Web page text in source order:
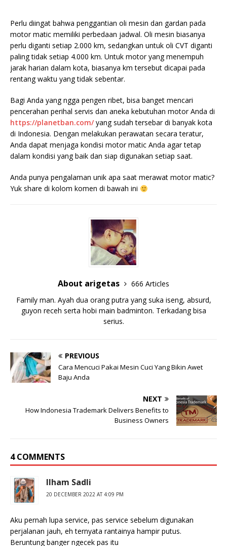
Perlu diingat bahwa penggantian oli mesin dan gardan pada
motor matic memiliki perbedaan jadwal. Oli mesin biasanya
perlu diganti setiap 2.000 km, sedangkan untuk oli CVT diganti
paling tidak setiap 4.000 km. Untuk motor yang menempuh
jarak harian dalam kota, biasanya km tersebut dicapai pada
rentang waktu yang tidak sebentar.
Bagi Anda yang ngga pengen ribet, bisa banget mencari
pencerahan perihal servis dan aneka kebutuhan motor Anda di
https://planetban.com/yang sudah tersebar di banyak kota
di Indonesia. Dengan melakukan perawatan secara teratur,
Anda dapat menjaga kondisi motor matic Anda agar tetap
dalam kondisi yang baik dan siap digunakan setiap saat.
Anda punya pengalaman unik apa saat merawat motor matic?
Yuk share di kolom komen di bawah ini
About arigetas
666 Articles
Family man. Ayah dua orang putra yang suka iseng, absurd,
guyon receh serta hobi main badminton. Terkadang bisa
serius.
PREVIOUS
Cara Mencuci Pakai Mesin Cuci Yang Bikin Awet
Baju Anda
NEXT
How Indonesia Trademark Delivers Benefits to
Business Owners
4 COMMENTS
Ilham Sadli
20 DECEMBER 2022 AT 4:09 PM
Aku pernah lupa service, pas service sebelum digunakan
perjalanan jauh, eh ternyata rantainya hampir putus.
Beruntung banger ngecek pas itu